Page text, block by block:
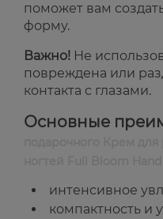
поможет вам
форму.
Важно! Не
повреждена или
контакта с глазами.
Основные
интенсивное
компактность и